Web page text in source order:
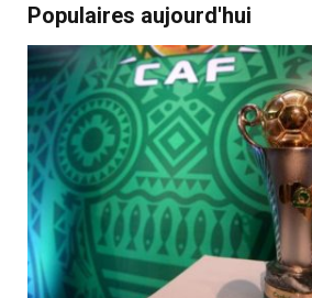
Populaires aujourd'hui